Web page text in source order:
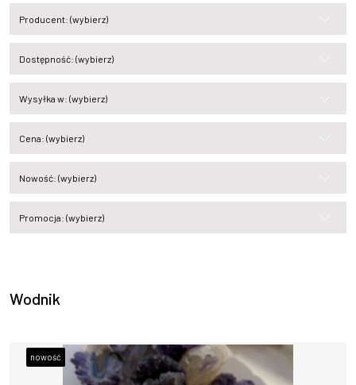
Producent: (wybierz)
Dostępność: (wybierz)
Wysyłka w: (wybierz)
Cena: (wybierz)
Nowość: (wybierz)
Promocja: (wybierz)
Wodnik
nowość